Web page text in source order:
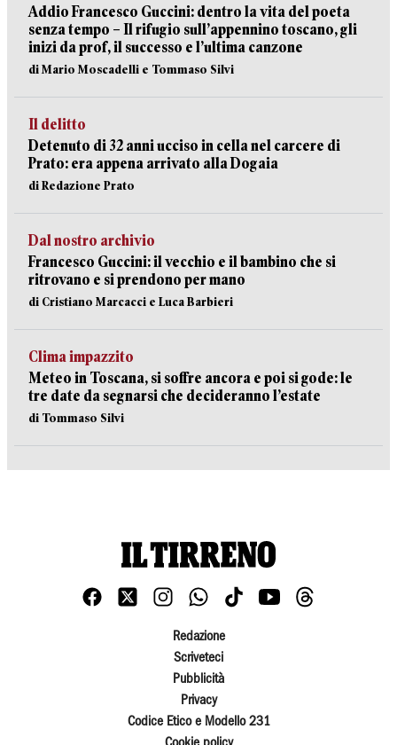
Addio Francesco Guccini: dentro la vita del poeta
senza tempo – Il rifugio sull’appennino toscano, gli
inizi da prof, il successo e l’ultima canzone
di Mario Moscadelli e Tommaso Silvi
Il delitto
Detenuto di 32 anni ucciso in cella nel carcere di
Prato: era appena arrivato alla Dogaia
di Redazione Prato
Dal nostro archivio
Francesco Guccini: il vecchio e il bambino che si
ritrovano e si prendono per mano
di Cristiano Marcacci e Luca Barbieri
Clima impazzito
Meteo in Toscana, si soffre ancora e poi si gode: le
tre date da segnarsi che decideranno l’estate
di Tommaso Silvi
Redazione
Scriveteci
Pubblicità
Privacy
Codice Etico e Modello 231